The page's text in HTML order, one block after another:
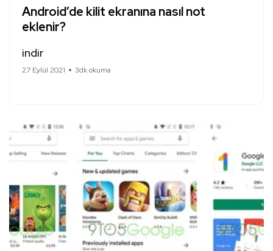
Android’de kilit ekranına nasıl not
eklenir?
indir
27 Eylül 2021 3dk okuma